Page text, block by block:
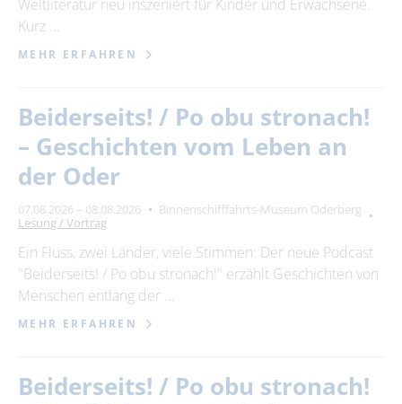
Weltliteratur neu inszeniert für Kinder und Erwachsene.
Kurz …
MEHR ERFAHREN
Beiderseits! / Po obu stronach!
– Geschichten vom Leben an
der Oder
07.08.2026 – 08.08.2026
Binnenschifffahrts-Museum Oderberg
Lesung / Vortrag
Ein Fluss, zwei Länder, viele Stimmen: Der neue Podcast
"Beiderseits! / Po obu stronach!" erzählt Geschichten von
Menschen entlang der …
MEHR ERFAHREN
Beiderseits! / Po obu stronach!